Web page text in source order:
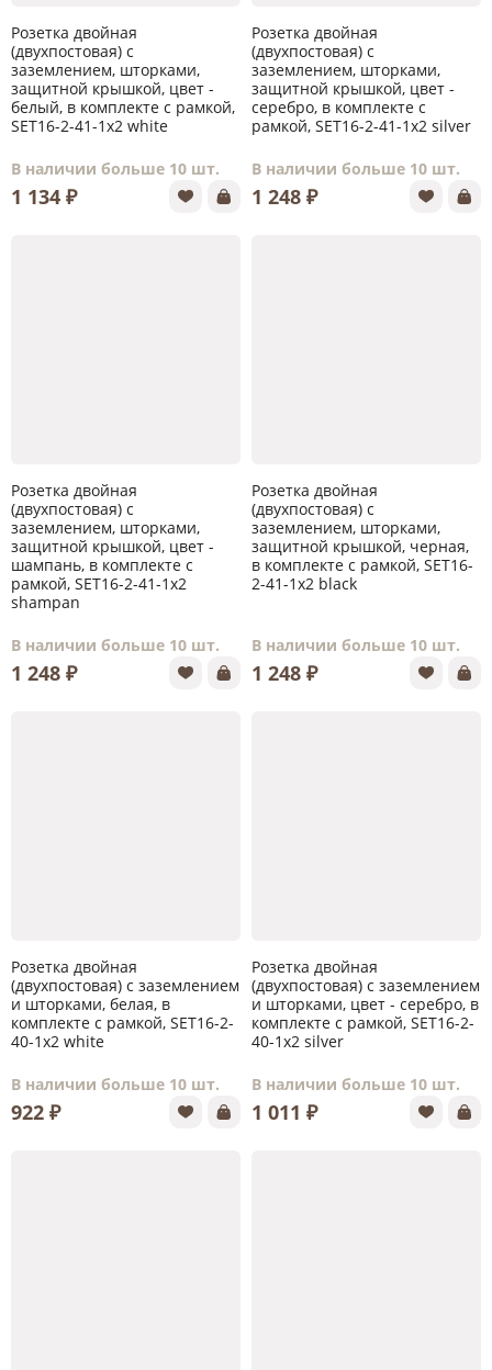
Розетка двойная
(двухпостовая) с
заземлением, шторками,
защитной крышкой, цвет -
белый, в комплекте с рамкой,
SET16-2-41-1x2 white
В наличии больше 10 шт.
1 134 ₽
Розетка двойная
(двухпостовая) с
заземлением, шторками,
защитной крышкой, цвет -
серебро, в комплекте с
рамкой, SET16-2-41-1x2 silver
В наличии больше 10 шт.
1 248 ₽
Розетка двойная
(двухпостовая) с
заземлением, шторками,
защитной крышкой, цвет -
шампань, в комплекте с
рамкой, SET16-2-41-1x2
shampan
В наличии больше 10 шт.
1 248 ₽
Розетка двойная
(двухпостовая) с
заземлением, шторками,
защитной крышкой, черная,
в комплекте с рамкой, SET16-
2-41-1x2 black
В наличии больше 10 шт.
1 248 ₽
Розетка двойная
(двухпостовая) с заземлением
и шторками, белая, в
комплекте с рамкой, SET16-2-
40-1x2 white
В наличии больше 10 шт.
922 ₽
Розетка двойная
(двухпостовая) с заземлением
и шторками, цвет - серебро, в
комплекте с рамкой, SET16-2-
40-1x2 silver
В наличии больше 10 шт.
1 011 ₽